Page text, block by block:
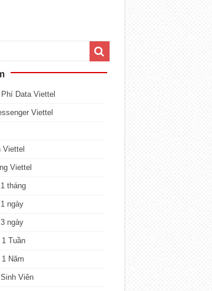
Data Viettel
Viettel
Viettel
Viettel
tháng
ngày
ngày
Tuần
Năm
Viên